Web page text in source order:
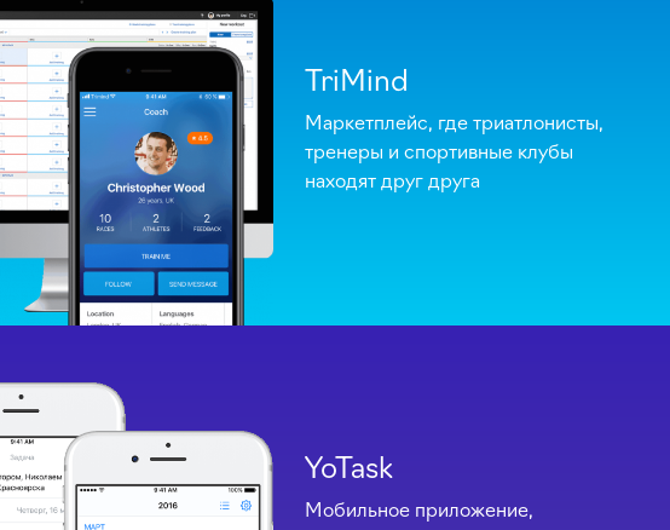
TriMind
Маркетплейс, где триатлонисты,
тренеры и спортивные клубы
находят друг друга
YoTask
Мобильное приложение,